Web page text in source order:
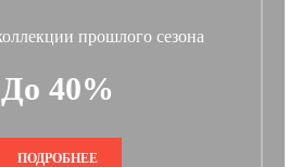
прошлого сезона
До 40%
ПОДРОБНЕЕ